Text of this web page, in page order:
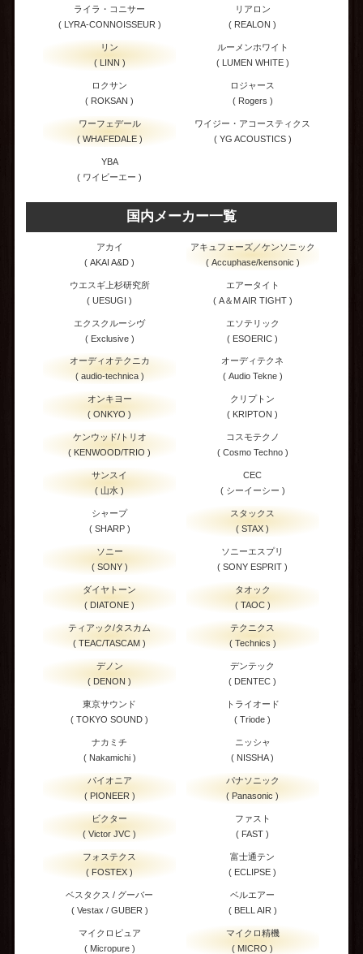
ライラ・コニサー
( LYRA-CONNOISSEUR )
リアロン
( REALON )
リン
( LINN )
ルーメンホワイト
( LUMEN WHITE )
ロクサン
( ROKSAN )
ロジャース
( Rogers )
ワーフェデール
( WHAFEDALE )
ワイジー・アコースティクス
( YG ACOUSTICS )
YBA
( ワイビーエー )
国内メーカー一覧
アカイ
( AKAI A&D )
アキュフェーズ／ケンソニック
( Accuphase/kensonic )
ウエスギ上杉研究所
( UESUGI )
エアータイト
( A＆M AIR TIGHT )
エクスクルーシヴ
( Exclusive )
エソテリック
( ESOERIC )
オーディオテクニカ
( audio-technica )
オーディテクネ
( Audio Tekne )
オンキヨー
( ONKYO )
クリプトン
( KRIPTON )
ケンウッド/トリオ
( KENWOOD/TRIO )
コスモテクノ
( Cosmo Techno )
サンスイ
( 山水 )
CEC
( シーイーシー )
シャープ
( SHARP )
スタックス
( STAX )
ソニー
( SONY )
ソニーエスプリ
( SONY ESPRIT )
ダイヤトーン
( DIATONE )
タオック
( TAOC )
ティアック/タスカム
( TEAC/TASCAM )
テクニクス
( Technics )
デノン
( DENON )
デンテック
( DENTEC )
東京サウンド
( TOKYO SOUND )
トライオード
( Triode )
ナカミチ
( Nakamichi )
ニッシャ
( NISSHA )
パイオニア
( PIONEER )
パナソニック
( Panasonic )
ビクター
( Victor JVC )
ファスト
( FAST )
フォステクス
( FOSTEX )
富士通テン
( ECLIPSE )
ベスタクス / グーバー
( Vestax / GUBER )
ベルエアー
( BELL AIR )
マイクロピュア
( Micropure )
マイクロ精機
( MICRO )